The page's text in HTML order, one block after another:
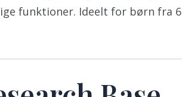
funktioner. Ideelt for børn fra 6